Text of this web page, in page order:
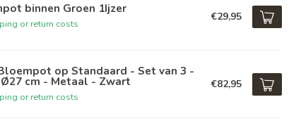
binnen Groen 1Ijzer
or return costs
€29,95
op Standaard - Set van 3 -
cm - Metaal - Zwart
or return costs
€82,95